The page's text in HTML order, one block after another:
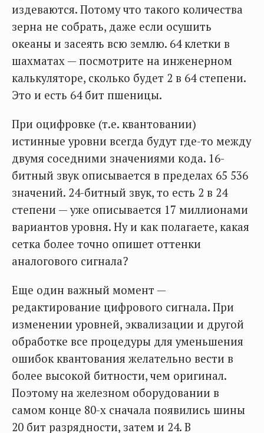
издеваются. Потому что такого количества
зерна не собрать, даже если осушить
океаны и засеять всю землю. 64 клетки в
шахматах — посмотрите на инженерном
калькуляторе, сколько будет 2 в 64 степени.
Это и есть 64 бит пшеницы.
При оцифровке (т.е. квантовании)
истинные уровни всегда будут где-то между
двумя соседними значениями кода. 16-
битный звук описывается в пределах 65 536
значений. 24-битный звук, то есть 2 в 24
степени — уже описывается 17 миллионами
вариантов уровня. Ну и как полагаете, какая
сетка более точно опишет оттенки
аналогового сигнала?
Еще один важный момент —
редактирование цифрового сигнала. При
изменении уровней, эквализации и другой
обработке все процедуры для уменьшения
ошибок квантования желательно вести в
более высокой битности, чем оригинал.
Поэтому на железном оборудовании в
самом конце 80-х сначала появились шины
20 бит разрядности, затем и 24. В